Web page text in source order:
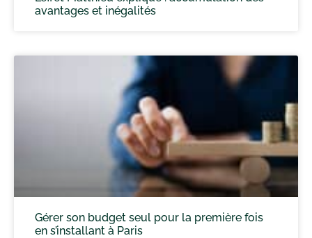
avantages et inégalités
Gérer son budget seul pour la première fois
en s’installant à Paris